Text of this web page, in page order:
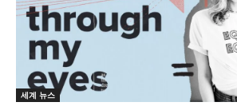
세계 뉴스